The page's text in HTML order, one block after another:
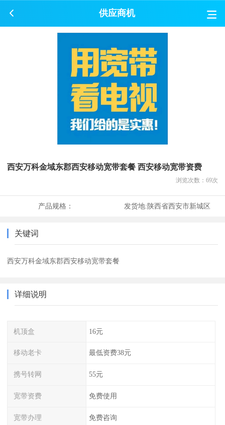
供应商机
西安万科金域东郡西安移动宽带套餐 西安移动宽带资费
浏览次数： 69次
产品规格： 发货地:陕西省西安市新城区
关键词
西安万科金域东郡西安移动宽带套餐
详细说明
机顶盒 16元
移动老卡 最低资费38元
携号转网 55元
宽带资费 免费使用
宽带办理 免费咨询